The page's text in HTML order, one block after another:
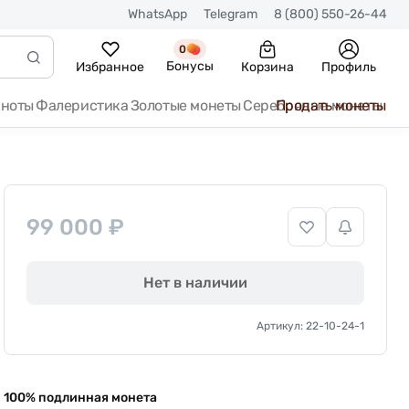
WhatsApp Telegram 8 (800) 550-26-44
Избранное
0
Бонусы Корзина Профиль
ФалеристикаЗолотые монеты Серебряные монеты
Продать монеты
99 000 ₽
Нет в наличии
Артикул: 22-10-24-1
100% подлинная монета